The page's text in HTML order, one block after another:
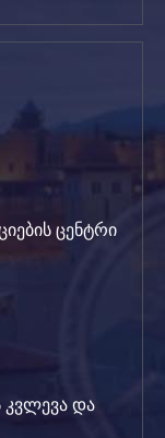
ცენტრი
კვლევა და